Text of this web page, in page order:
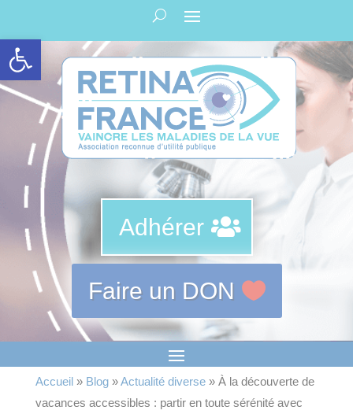
Panneau de gestion des cookies
Ouvrir la barre d’outils
Adhérer
Faire un DON
Accueil» Blog»Actualité diverse» À la découverte de
vacances accessibles : partir en toute sérénité avec